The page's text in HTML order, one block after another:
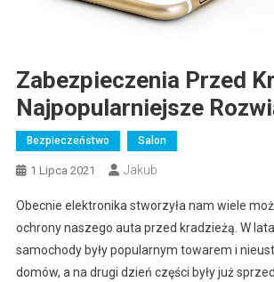
Zabezpieczenia Przed
Najpopularniejsze
Bezpieczeństwo Salon
1 Lipca 2021 Jakub
Obecnie elektronika stworzyła nam wiele
ochrony naszego auta przed kradzieżą. W
samochody były popularnym towarem i
domów, a na drugi dzień części były już